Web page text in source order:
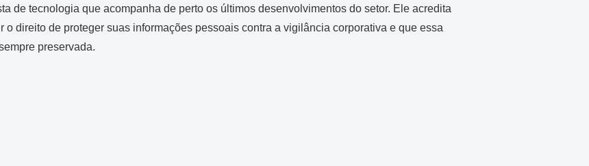
de tecnologia que acompanha de perto os últimos desenvolvimentos do setor. Ele acredita
o direito de proteger suas informações pessoais contra a vigilância corporativa e que essa
preservada.